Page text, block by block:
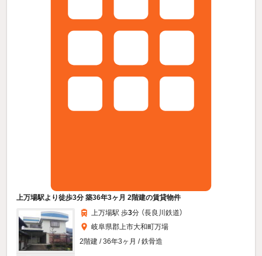
上万場駅より徒歩3分 築36年3ヶ月 2階建の賃貸物件
上万場駅 歩3分 （長良川鉄道）
岐阜県郡上市大和町万場
2階建 / 36年3ヶ月 / 鉄骨造